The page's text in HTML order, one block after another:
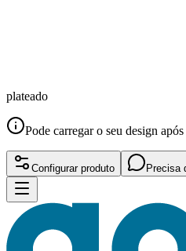
plateado
Pode carregar o seu design
Configurar produto Precisa